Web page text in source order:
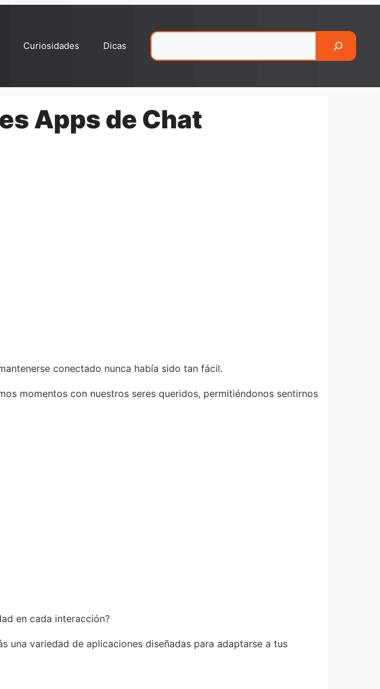
Curiosidades Dicas
Apps de Chat
conectado nunca había sido tan fácil.
momentos con nuestros seres queridos, permitiéndonos sentirnos
en cada interacción?
una variedad de aplicaciones diseñadas para adaptarse a tus